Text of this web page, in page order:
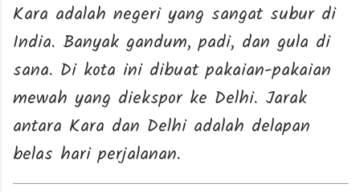
Kara adalah negeri yang sangat subur di
India. Banyak gandum, padi, dan gula di
sana. Di kota ini dibuat pakaian-pakaian
mewah yang diekspor ke Delhi. Jarak
antara Kara dan Delhi adalah delapan
belas hari perjalanan.